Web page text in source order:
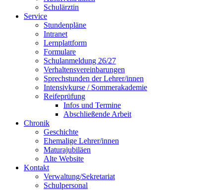
Schulärztin
Service
Stundenpläne
Intranet
Lernplattform
Formulare
Schulanmeldung 26/27
Verhaltensvereinbarungen
Sprechstunden der Lehrer/innen
Intensivkurse / Sommerakademie
Reifeprüfung
Infos und Termine
Abschließende Arbeit
Chronik
Geschichte
Ehemalige Lehrer/innen
Maturajubiläen
Alte Website
Kontakt
Verwaltung/Sekretariat
Schulpersonal